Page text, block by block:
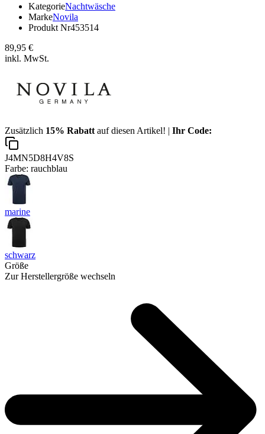
KategorieNachtwäsche
MarkeNovila
Produkt Nr453514
89,95 €
inkl. MwSt.
Zusätzlich 15% Rabatt auf diesen Artikel! | Ihr Code:
J4MN5D8H4V8S
Farbe: rauchblau
marine
schwarz
Größe
Zur Herstellergröße wechseln